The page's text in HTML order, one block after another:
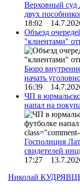
Верховный суд
двух
18:02
Объезд
"клиентами"
Бюро
начать
16:39
ЧП в
напал на
Госполиция
свидетелей
17:27
Николай